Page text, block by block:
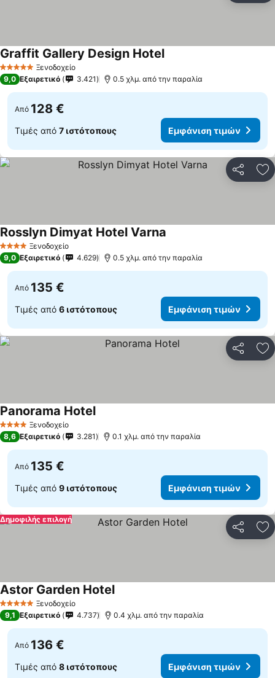
5 Αστέρια Ξενοδοχείο
Graffit Gallery Design Hotel
9,0 Εξαιρετικό 3.421 0.5 χλμ. από την παραλία
Από 128 €
Τιμές από 7 ιστότοπους Εμφάνιση τιμών
4 ΑστέριαΞενοδοχείο
Rosslyn Dimyat Hotel Varna
9,0 Εξαιρετικό 4.629 0.5 χλμ. από την παραλία
Από 135 €
Τιμές από 6 ιστότοπους Εμφάνιση τιμών
4 ΑστέριαΞενοδοχείο
Panorama Hotel
8,6 Εξαιρετικό 3.281 0.1 χλμ. από την παραλία
Από 135 €
Τιμές από 9 ιστότοπους Εμφάνιση τιμών
Δημοφιλής επιλογή
5 Αστέρια Ξενοδοχείο
Astor Garden Hotel
9,1 Εξαιρετικό 4.737 0.4 χλμ. από την παραλία
Από 136 €
Τιμές από 8 ιστότοπους Εμφάνιση τιμών